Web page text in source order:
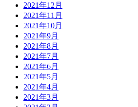
2021年12月
2021年11月
2021年10月
2021年9月
2021年8月
2021年7月
2021年6月
2021年5月
2021年4月
2021年3月